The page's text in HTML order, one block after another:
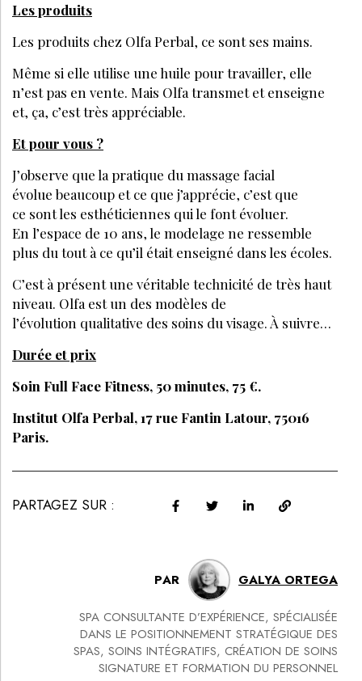
Les produits
Les produits chez Olfa Perbal, ce sont ses mains.
Même si elle utilise une huile pour travailler, elle
n’est pas en vente. Mais Olfa transmet et enseigne
et, ça, c’est très appréciable.
Et pour vous ?
J’observe que la pratique du massage facial
évolue beaucoup et ce que j’apprécie, c’est que
ce sont les esthéticiennes qui le font évoluer.
En l’espace de 10 ans, le modelage ne ressemble
plus du tout à ce qu’il était enseigné dans les écoles.
C’est à présent une véritable technicité de très haut
niveau. Olfa est un des modèles de
l’évolution qualitative des soins du visage. À suivre…
Durée et prix
Soin Full Face Fitness, 50 minutes, 75 €.
Institut Olfa Perbal, 17 rue Fantin Latour, 75016
Paris.
PARTAGEZ SUR :
PAR GALYA ORTEGA
SPA CONSULTANTE D’EXPÉRIENCE, SPÉCIALISÉE
DANS LE POSITIONNEMENT STRATÉGIQUE DES
SPAS, SOINS INTÉGRATIFS, CRÉATION DE SOINS
SIGNATURE ET FORMATION DU PERSONNEL